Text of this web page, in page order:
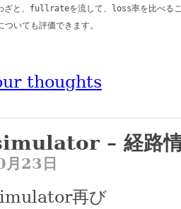
ざと、fullrateを流して、loss率を比べるこ
いても評価できます。
thoughts
– 経路
23日
再び